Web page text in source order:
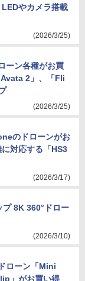
やカメラ搭載
(2026/3/25)
ーン各種がお買
2」、「Fli
(2026/3/25)
のドローンがお
対応する「HS3
(2026/3/17)
8K 360°ドロー
(2026/3/10)
ローン「Mini
」がお買い得